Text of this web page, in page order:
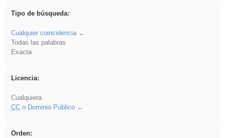
Tipo de búsqueda:
Cualquier coincidencia
Todas las palabras
Exacta
Licencia:
Cualquiera
CCo Dominio Público
Orden: